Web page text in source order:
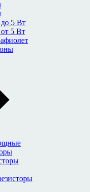
5 Вт
5 Вт